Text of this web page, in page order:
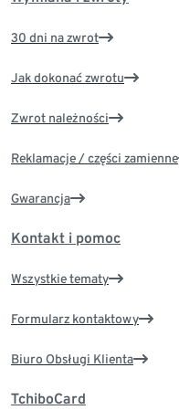
30 dni na zwrot
Jak dokonać zwrotu
Zwrot należności
Reklamacje / części zamienne
Gwarancja
Kontakt i pomoc
Wszystkie tematy
Formularz kontaktowy
Biuro Obsługi Klienta
TchiboCard